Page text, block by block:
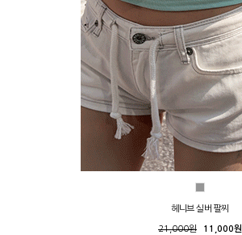
헤니브 실버 팔찌
21,000원 11,000원